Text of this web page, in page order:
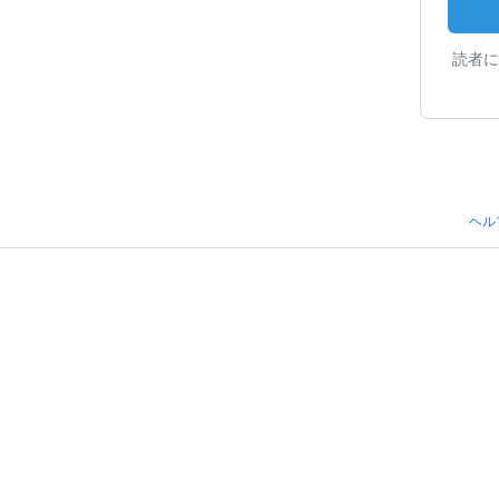
読者
ヘル